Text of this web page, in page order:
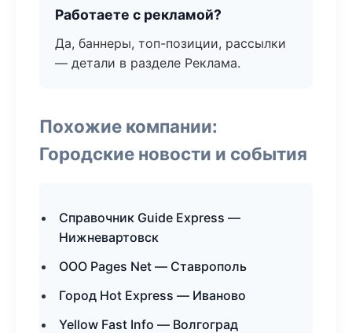
Работаете с рекламой?
Да, баннеры, топ-позиции, рассылки
— детали в разделе Реклама.
Похожие компании:
Городские новости и события
Справочник Guide Express —
Нижневартовск
ООО Pages Net — Ставрополь
Город Hot Express — Иваново
Yellow Fast Info — Волгоград